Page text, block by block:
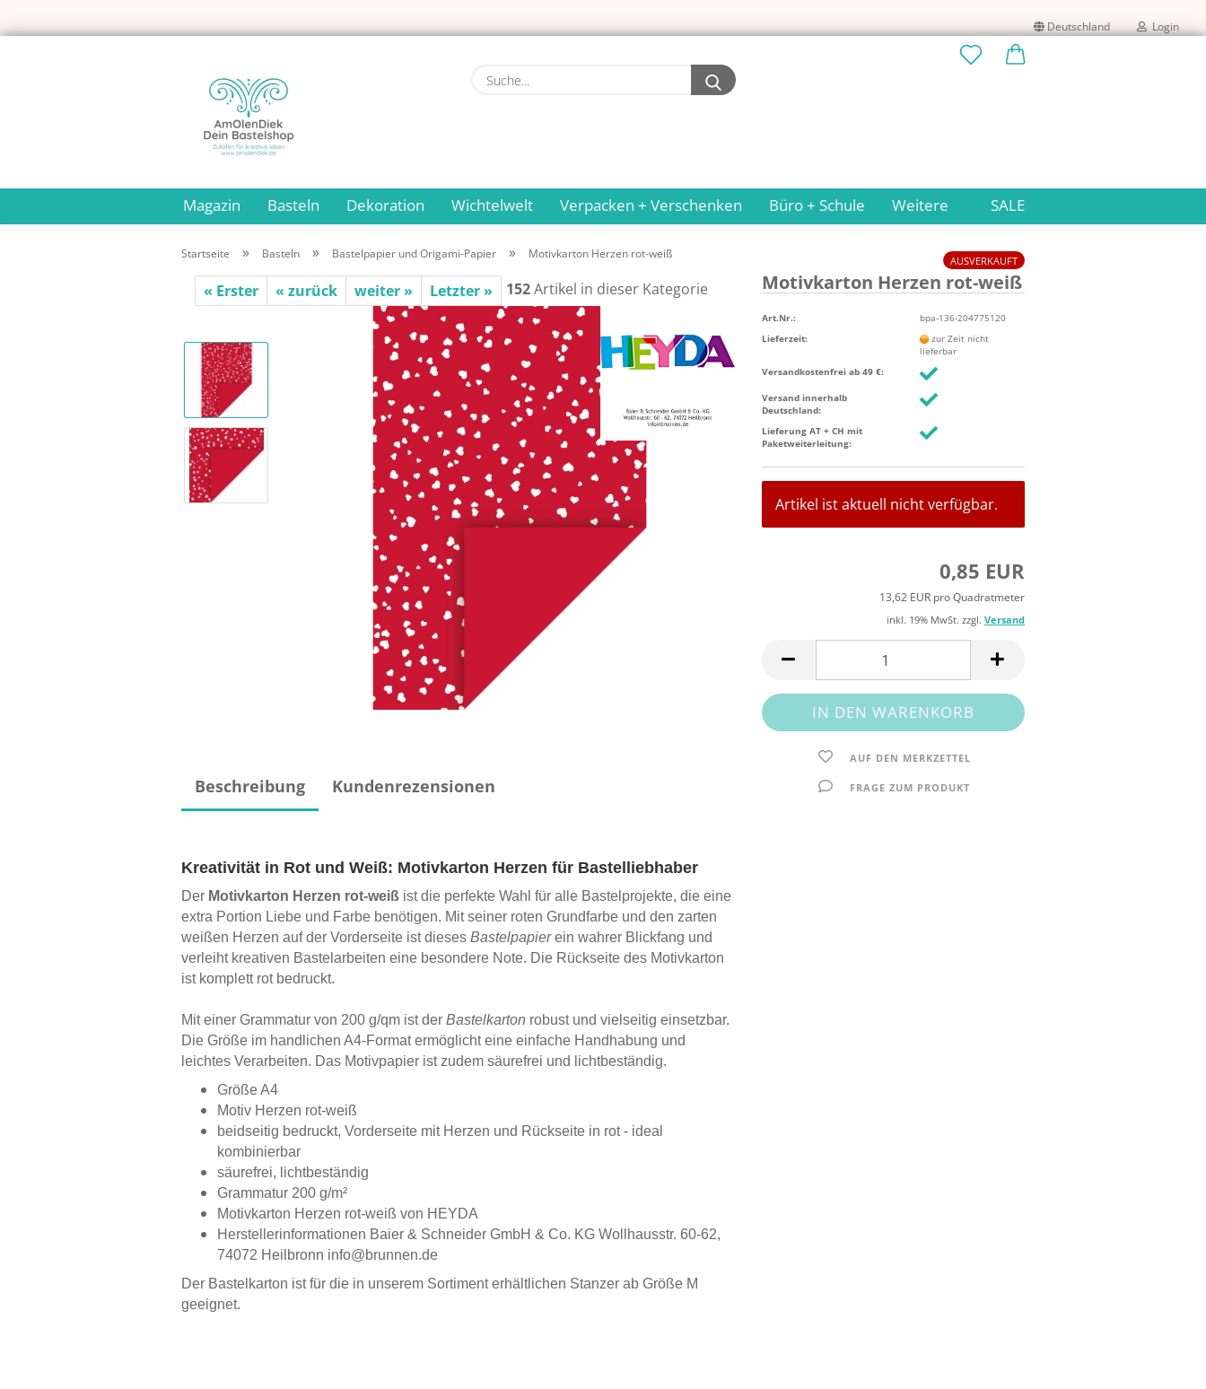
Deutschland Login
Konto erstellen
Suche...
Magazin Basteln Dekoration Wichtelwelt Verpacken + Verschenken Büro + Schule SALE
Weitere
Startseite » Basteln » Bastelpapier und Origami-Papier » Motivkarton Herzen rot-weiß
« Erster « zurück weiter » Letzter » 152Artikel in dieser Kategorie
AUSVERKAUFT
Mo­tiv­kar­ton Her­zen rot-​weiß
Art.Nr.:
bpa-136-204775120
Lieferzeit:
zur Zeit nicht
lieferbar
Versandkostenfrei ab 49 €:
Versand innerhalb
Deutschland:
Lieferung AT + CH mit
Paketweiterleitung:
Artikel ist aktuell nicht verfügbar.
0,85 EUR
13,62 EUR pro Quadratmeter
inkl. 19% MwSt. zzgl. Versand
AUF DEN MERKZETTEL
FRAGE ZUM PRODUKT
Beschreibung Kundenrezensionen
Kreativität in Rot und Weiß: Motivkarton Herzen für Bastelliebhaber
Der Motivkarton Herzen rot-weiß ist die perfekte Wahl für alle Bastelprojekte, die eine
extra Portion Liebe und Farbe benötigen. Mit seiner roten Grundfarbe und den zarten
weißen Herzen auf der Vorderseite ist dieses Bastelpapierein wahrer Blickfang und
verleiht kreativen Bastelarbeiten eine besondere Note. Die Rückseite des Motivkarton
ist komplett rot bedruckt.
Mit einer Grammatur von 200 g/qm ist der Bastelkarton robust und vielseitig einsetzbar.
Die Größe im handlichen A4-Format ermöglicht eine einfache Handhabung und
leichtes Verarbeiten. Das Motivpapier ist zudem säurefrei und lichtbeständig.
Größe A4
Motiv Herzen rot-weiß
beidseitig bedruckt, Vorderseite mit Herzen und Rückseite in rot - ideal
kombinierbar
säurefrei, lichtbeständig
Grammatur 200 g/m²
Motivkarton Herzen rot-weiß von HEYDA
Herstellerinformationen Baier & Schneider GmbH & Co. KG Wollhausstr. 60-62,
74072 Heilbronn info@brunnen.de
Der Bastelkarton ist für die in unserem Sortiment erhältlichen Stanzer ab Größe M
geeignet.